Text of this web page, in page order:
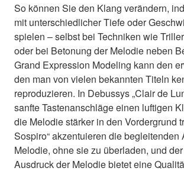
So können Sie den Klang verändern,
mit unterschiedlicher Tiefe oder
spielen – selbst bei Techniken wie
oder bei Betonung der Melodie neben
Grand Expression Modeling kann den
den man von vielen bekannten Titeln
reproduzieren. In Debussys „Clair de
sanfte Tastenanschläge einen luftigen
die Melodie stärker in den Vordergrund
Sospiro“ akzentuieren die begleitenden
Melodie, ohne sie zu überladen, und
Ausdruck der Melodie bietet eine